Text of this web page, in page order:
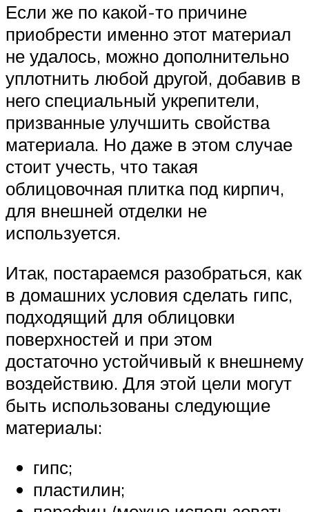
Если же по какой-то причине
приобрести именно этот материал
не удалось, можно дополнительно
уплотнить любой другой, добавив в
него специальный укрепители,
призванные улучшить свойства
материала. Но даже в этом случае
стоит учесть, что такая
облицовочная плитка под кирпич,
для внешней отделки не
используется.
Итак, постараемся разобраться, как
в домашних условия сделать гипс,
подходящий для облицовки
поверхностей и при этом
достаточно устойчивый к внешнему
воздействию. Для этой цели могут
быть использованы следующие
материалы:
гипс;
пластилин;